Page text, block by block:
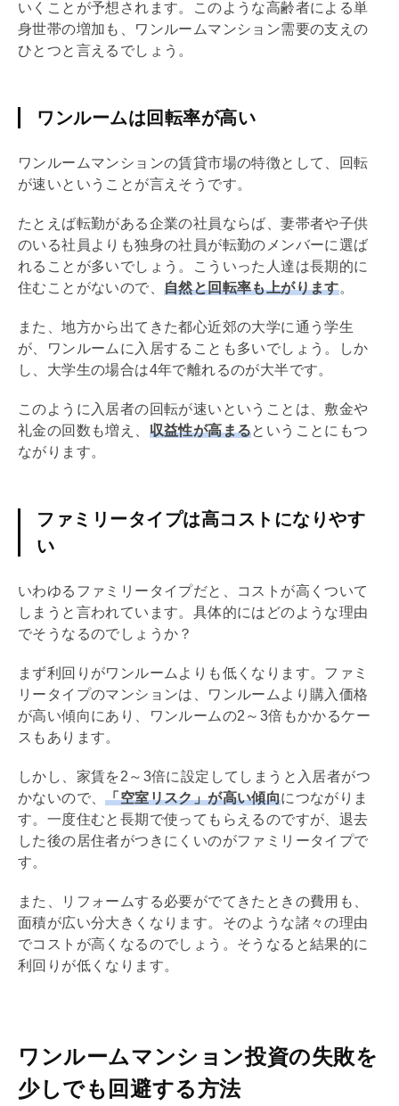
いくことが予想されます。このような高齢者による単
身世帯の増加も、ワンルームマンション需要の支えの
ひとつと言えるでしょう。
ワンルームは回転率が高い
ワンルームマンションの賃貸市場の特徴として、回転
が速いということが言えそうです。
たとえば転勤がある企業の社員ならば、妻帯者や子供
のいる社員よりも独身の社員が転勤のメンバーに選ば
れることが多いでしょう。こういった人達は長期的に
住むことがないので、 自然と回転率も上がります。
また、地方から出てきた都心近郊の大学に通う学生
が、ワンルームに入居することも多いでしょう。しか
し、大学生の場合は4年で離れるのが大半です。
このように入居者の回転が速いということは、 敷金や
礼金の回数も増え、 収益性が高まるということにもつ
ながります。
ファミリータイプは高コストになりやす
い
いわゆるファミリータイプだと、コストが高くついて
しまうと言われています。具体的にはどのような理由
でそうなるのでしょうか？
まず利回り がワンルームよりも低くなります。ファミ
リータイプのマンションは、ワンルームより購入価格
が高い傾向にあり、ワンルームの2～3倍もかかるケー
スもあります。
しかし、家賃を2～3倍に設定してしまうと入居者がつ
かないので、「空室リスク」が高い傾向につながりま
す。一度住むと長期で使ってもらえるのですが、退去
した後の居住者がつきにくいのがファミリータイプで
す。
また、 リフォームする必要がでてきたときの費用も、
面積が広い分大きくなります。そのような諸々の理由
でコストが高くなるのでしょう。そうなると結果的に
利回り が低くなります。
ワンルームマンション投資の失敗を
少しでも回避する方法